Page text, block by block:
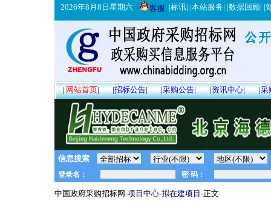
2026年8月8日星期六 客服 |标讯| |本站服务| |数据回顾| |
|网站首页| |招标公告| |采购公告| |资讯中心| |采
信息搜索
中国政府采购招标网-项目中心-拟在建项目 -正文